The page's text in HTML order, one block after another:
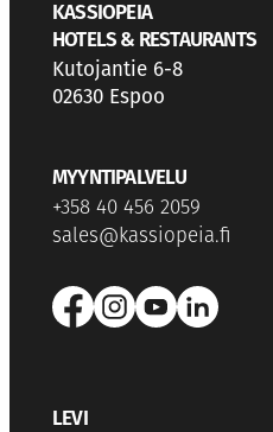
KASSIOPEIA
HOTELS & RESTAURANTS
Kutojantie 6-8
02630 Espoo
MYYNTIPALVELU
+358 40 456 2059
sales@kassiopeia.fi
LEVI